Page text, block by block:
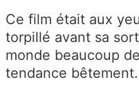
Ce film était aux
torpillé avant sa
monde beaucoup
tendance